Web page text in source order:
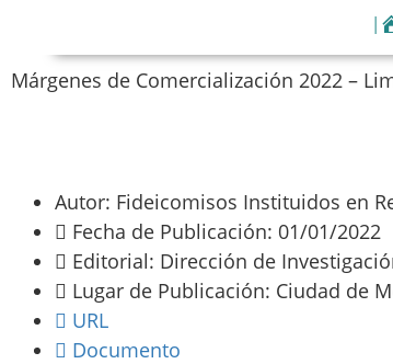
|
Márgenes de Comercialización 2022 –
Autor: Fideicomisos Instituidos en
Fecha de Publicación: 01/01/2022
Editorial: Dirección de
Lugar de Publicación: Ciudad de
URL
Documento